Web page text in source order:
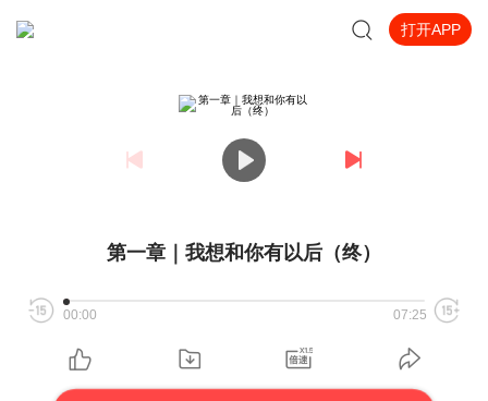
打开APP
第一章｜我想和你有以后（终）
00:00 07:25